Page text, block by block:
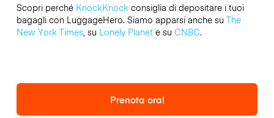
Scopri perché KnockKnockconsiglia di depositare i tuoi
bagagli con LuggageHero. Siamo apparsi anche su The
New York Times, su Lonely Planete su CNBC.
Prenota ora!